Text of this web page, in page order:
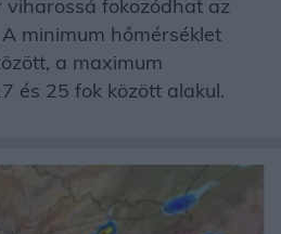
viharossá fokozódhat az
minimum hőmérséklet
a maximum
és 25 fok között alakul.